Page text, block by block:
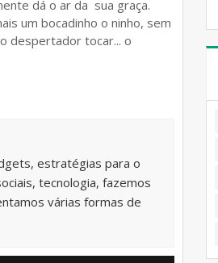
dá o ar da sua graça.
um bocadinho o ninho, sem
despertador tocar... o
estratégias para o
tecnologia, fazemos
várias formas de